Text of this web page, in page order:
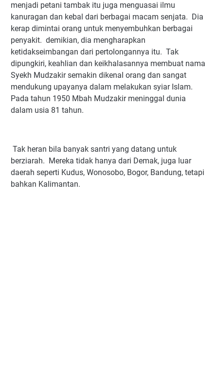
menjadi petani tambak itu juga menguasai ilmu
kanuragan dan kebal dari berbagai macam senjata. Dia
kerap dimintai orang untuk menyembuhkan berbagai
penyakit. demikian, dia mengharapkan
ketidakseimbangan dari pertolongannya itu. Tak
dipungkiri, keahlian dan keikhalasannya membuat nama
Syekh Mudzakir semakin dikenal orang dan sangat
mendukung upayanya dalam melakukan syiar Islam.
Pada tahun 1950 Mbah Mudzakir meninggal dunia
dalam usia 81 tahun.
Tak heran bila banyak santri yang datang untuk
berziarah. Mereka tidak hanya dari Demak, juga luar
daerah seperti Kudus, Wonosobo, Bogor, Bandung, tetapi
bahkan Kalimantan.